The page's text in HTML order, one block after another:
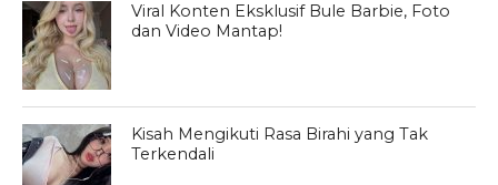
Viral Konten Eksklusif Bule Barbie, Foto
dan Video Mantap!
Kisah Mengikuti Rasa Birahi yang Tak
Terkendali